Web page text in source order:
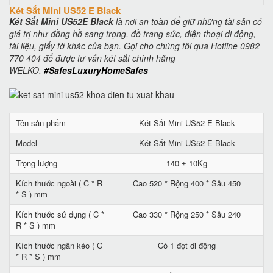
Két Sắt Mini US52 E Black
Két Sắt Mini US52E Blacklà nơi an toàn để giữ những tài sản có
giá trị như đồng hồ sang trọng, đồ trang sức, điện thoại di động,
tài liệu, giấy tờ khác của bạn. Gọi cho chúng tôi qua Hotline 0982
770 404 để được tư vấn két sắt chính hãng
WELKO. #SafesLuxuryHomeSafes
Tên sản phẩm
Két Sắt Mini US52 E Black
Model
Két Sắt Mini US52 E Black
Trọng lượng
140 ± 10Kg
Kích thước ngoài ( C * R
* S ) mm
Cao 520 * Rộng 400 * Sâu 450
Kích thước sử dụng ( C *
R * S ) mm
Cao 330 * Rộng 250 * Sâu 240
Kích thước ngăn kéo ( C
* R * S ) mm
Có 1 đợt di động